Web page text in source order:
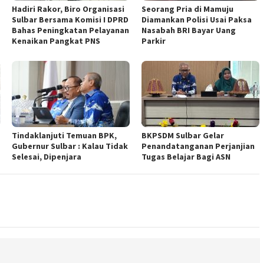
Hadiri Rakor, Biro Organisasi
Sulbar Bersama Komisi I DPRD
Bahas Peningkatan Pelayanan
Kenaikan Pangkat PNS
Seorang Pria di Mamuju
Diamankan Polisi Usai Paksa
Nasabah BRI Bayar Uang
Parkir
Tindaklanjuti Temuan BPK,
Gubernur Sulbar : Kalau Tidak
Selesai, Dipenjara
BKPSDM Sulbar Gelar
Penandatanganan Perjanjian
Tugas Belajar Bagi ASN